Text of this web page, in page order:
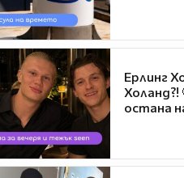
Ерлинг
остана